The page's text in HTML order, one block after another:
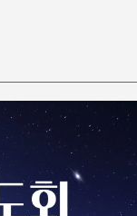
특별행사
고난주간
가을특새